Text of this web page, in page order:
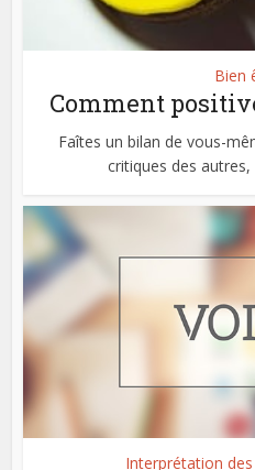
Bien
Comment
Faîtes un bilan de vous-
critiques des
Interprétation